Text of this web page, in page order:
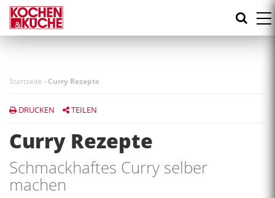
Direkt
zum
Inhalt
Startseite -Curry Rezepte
DRUCKEN TEILEN
Curry Rezepte
Schmackhaftes Curry selber
machen